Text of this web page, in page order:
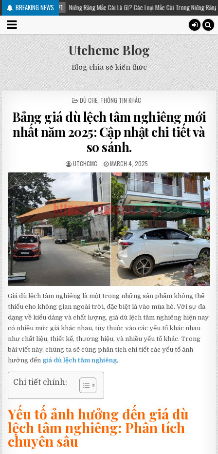
BREAKING NEWS
Niềng Răng Mắc Cài Là Gì? Các Loại Mắc Cài Trong Niềng Răng – Platinum Dental
Utchcmc Blog
Blog chia sẻ kiến thức
POSTED
DÙ CHE THÔNG TIN KHÁC
Bảng giá dù lệch tâm nghiêng mới
nhất năm 2025: Cập nhật chi tiết và
so sánh.
UTCHCMC MARCH 4, 2025
Giá dù lệch tâm nghiêng là một trong những sản phẩm không thể
thiếu cho không gian ngoài trời, đặc biệt là vào mùa hè. Với sự đa
dạng về kiểu dáng và chất lượng, giá dù lệch tâm nghiêng hiện nay
có nhiều mức giá khác nhau, tùy thuộc vào các yếu tố khác nhau
như chất liệu, thiết kế, thương hiệu, và nhiều yếu tố khác. Trong
bài viết này, chúng ta sẽ cùng phân tích chi tiết các yếu tố ảnh
hưởng đến giá dù lệch tâm nghiêng.
Chi tiết chính:
Yếu tố ảnh hưởng đến giá dù
lệch tâm nghiêng: Phân tích
chuyên sâu